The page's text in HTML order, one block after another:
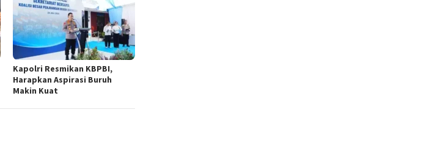
Kapolri Resmikan KBPBI,
Harapkan Aspirasi Buruh
Makin Kuat